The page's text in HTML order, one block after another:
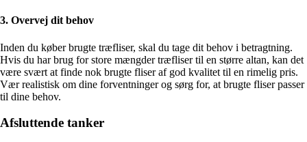
3. Overvej dit behov
Inden du køber brugte træfliser, skal du tage dit behov i betragtning.
Hvis du har brug for store mængder træfliser til en større altan, kan det
være svært at finde nok brugte fliser af god kvalitet til en rimelig pris.
Vær realistisk om dine forventninger og sørg for, at brugte fliser passer
til dine behov.
Afsluttende tanker